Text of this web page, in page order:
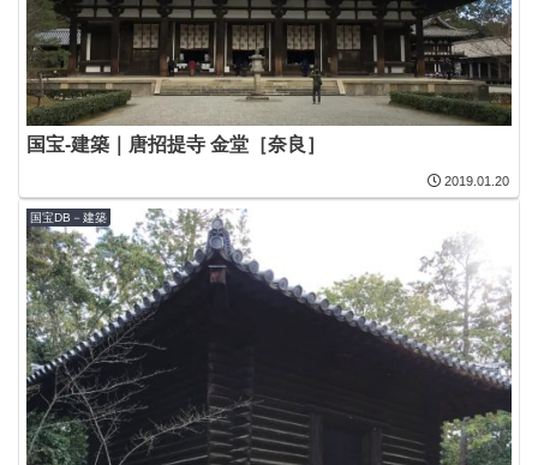
国宝-建築｜唐招提寺 金堂［奈良］
2019.01.20
国宝DB－建築